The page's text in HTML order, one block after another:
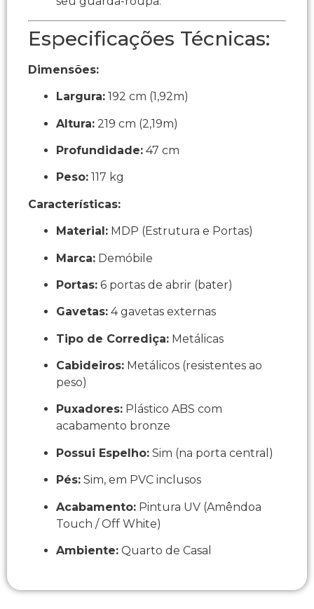
Especificações Técnicas:
Dimensões:
Largura: 192 cm (1,92m)
Altura: 219 cm (2,19m)
Profundidade: 47 cm
Peso: 117 kg
Características:
Material: MDP (Estrutura e Portas)
Marca: Demóbile
Portas: 6 portas de abrir (bater)
Gavetas: 4 gavetas externas
Tipo de Corrediça: Metálicas
Cabideiros: Metálicos (resistentes ao
peso)
Puxadores: Plástico ABS com
acabamento bronze
Possui Espelho: Sim (na porta central)
Pés: Sim, em PVC inclusos
Acabamento: Pintura UV (Amêndoa
Touch / Off White)
Ambiente: Quarto de Casal